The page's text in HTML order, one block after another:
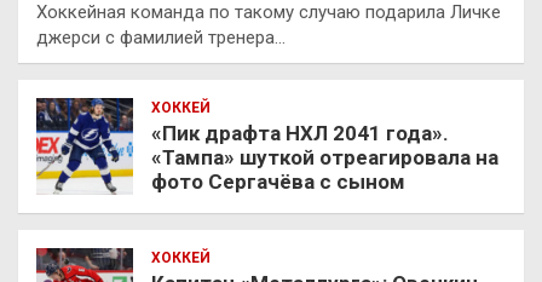
Хоккейная команда по такому случаю подарила Личке
джерси с фамилией тренера…
ХОККЕЙ
«Пик драфта НХЛ 2041 года».
«Тампа» шуткой отреагировала на
фото Сергачёва с сыном
ХОККЕЙ